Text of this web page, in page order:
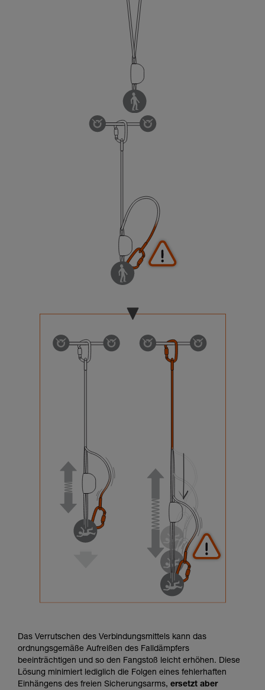
Das Verrutschen des Verbindungsmittels kann das
ordnungsgemäße Aufreißen des Falldämpfers
beeinträchtigen und so den Fangstoß leicht erhöhen. Diese
Lösung minimiert lediglich die Folgen eines fehlerhaften
Einhängens des freien Sicherungsarms, ersetzt aber